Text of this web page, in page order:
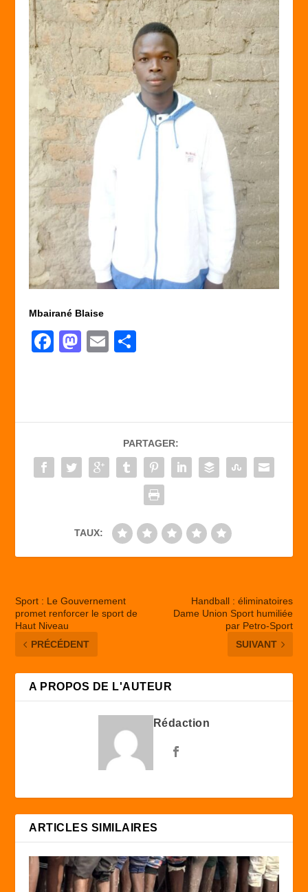
Mbairané Blaise
F
b
o
o
M
d
o
n
E
er
PARTAGER:
TAUX:
Sport : Le Gouvernement
promet renforcer le sport de
Haut Niveau
PRÉCÉDENT
Handball : éliminatoires
Dame Union Sport humiliée
par Petro-Sport
SUIVANT
A PROPOS DE L'AUTEUR
Rédaction
ARTICLES SIMILAIRES